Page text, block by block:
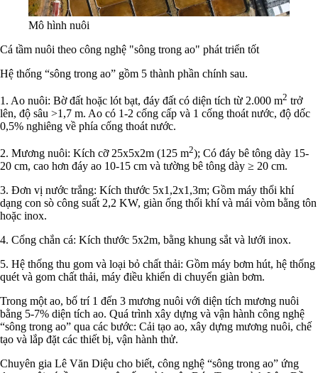
Mô hình nuôi
Cá tầm nuôi theo công nghệ "sông trong ao" phát triển tốt
Hệ thống “sông trong ao” gồm 5 thành phần chính sau.
1. Ao nuôi: Bờ đất hoặc lót bạt, đáy đất có diện tích từ 2.000 m2 trở
lên, độ sâu >1,7 m. Ao có 1-2 cống cấp và 1 cống thoát nước, độ dốc
0,5% nghiêng về phía cống thoát nước.
2. Mương nuôi: Kích cỡ 25x5x2m (125 m2); Có đáy bê tông dày 15-
20 cm, cao hơn đáy ao 10-15 cm và tường bê tông dày ≥ 20 cm.
3. Đơn vị nước trắng: Kích thước 5x1,2x1,3m; Gồm máy thổi khí
dạng con sò công suất 2,2 KW, giàn ống thổi khí và mái vòm bằng tôn
hoặc inox.
4. Cổng chắn cá: Kích thước 5x2m, bằng khung sắt và lưới inox.
5. Hệ thống thu gom và loại bỏ chất thải: Gồm máy bơm hút, hệ thống
quét và gom chất thải, máy điều khiển di chuyển giàn bơm.
Trong một ao, bố trí 1 đến 3 mương nuôi với diện tích mương nuôi
bằng 5-7% diện tích ao. Quá trình xây dựng và vận hành công nghệ
“sông trong ao” qua các bước: Cải tạo ao, xây dựng mương nuôi, chế
tạo và lắp đặt các thiết bị, vận hành thử.
Chuyên gia Lê Văn Diệu cho biết, công nghệ “sông trong ao” ứng